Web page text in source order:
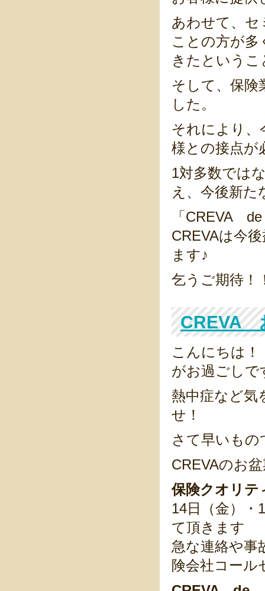
あわせて、セ
ことの方が多
きたという
そして、保険
した。
それにより、
様との接点が
1対多数では
え、今後新
「CREVA
CREVAは今
ます♪
乞うご期待！
CREVA
こんにちは
がお過ごしで
熱中症など気
せ！
さて早いもの
CREVAのお
保険クオリテ
14日（金）・
て頂きます
急な連絡や事
険会社コール